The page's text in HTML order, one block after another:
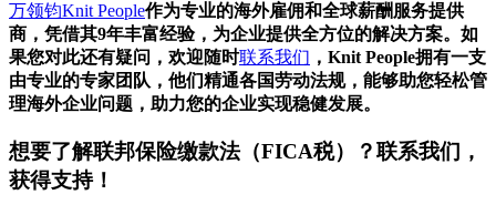
万领钧Knit People作为专业的海外雇佣和全球薪酬服务提供
商，凭借其9年丰富经验，为企业提供全方位的解决方案。如
果您对此还有疑问，欢迎随时联系我们 ，Knit People拥有一支
由专业的专家团队，他们精通各国劳动法规，能够助您轻松管
理海外企业问题，助力您的企业实现稳健发展。
想要了解联邦保险缴款法（FICA税）
？联系我们，
获得支持！